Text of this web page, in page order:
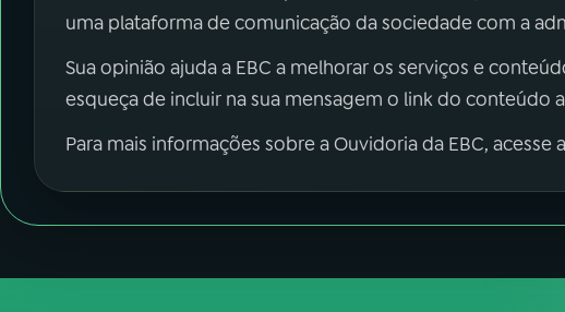
uma plataforma de comunicação da sociedade com a
Sua opinião ajuda a EBC a melhorar os serviços e
esqueça de incluir na sua mensagem o link do conteúdo
Para mais informações sobre a Ouvidoria da EBC, acesse